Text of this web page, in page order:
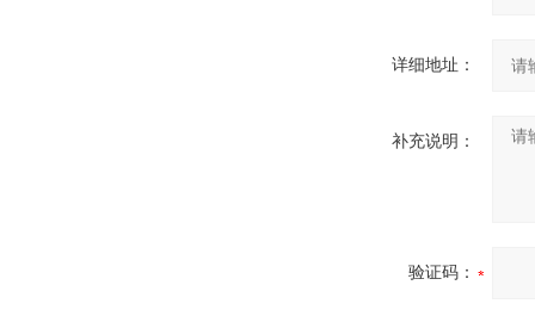
详细地址：
补充说明：
验证码：